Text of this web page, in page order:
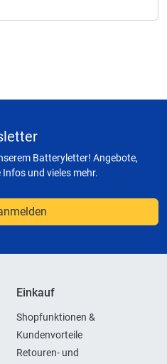
Batteryletter! Angebote,
und vieles mehr.
Einkauf
Shopfunktionen &
Kundenvorteile
Retouren- und